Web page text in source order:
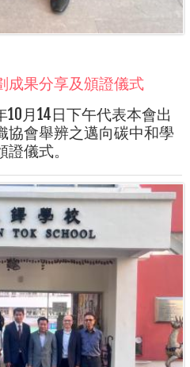
成果分享及頒證儀式
月14日下午代表本會出
協會舉辨之邁向碳中和學
儀式。